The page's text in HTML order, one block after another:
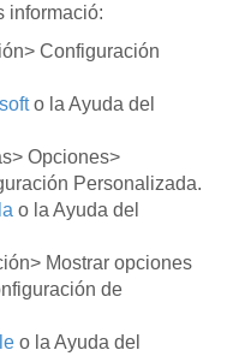
informació:
Configuración
o la Ayuda del
Opciones>
Personalizada.
o la Ayuda del
Mostrar opciones
de
o la Ayuda del